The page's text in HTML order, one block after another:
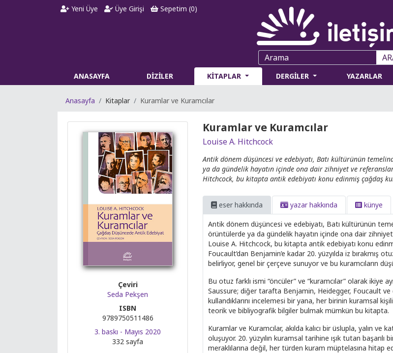
Yeni Üye Üye Girişi Sepetim (0)
ANASAYFA DİZİLER KİTAPLAR DERGİLER YAZARLAR
Anasayfa Kitaplar Kuramlar ve Kuramcılar
Çeviri
Seda Pekşen
ISBN
9789750511486
3. baskı - Mayıs 2020
332 sayfa
Kuramlar ve Kuramcılar
Louise A. Hitchcock
Antik dönem düşüncesi ve edebiyatı, Batı kültürünün
ya da gündelik hayatın içinde ona dair zihniyet ve
Hitchcock, bu kitapta antik edebiyatı konu edinmiş çağdaş
eser hakkında yazar hakkında künye
Antik dönem düşüncesi ve edebiyatı, Batı kültürünün
örüntülerde ya da gündelik hayatın içinde ona dair zihniyet
Louise A. Hitchcock, bu kitapta antik edebiyatı konu
Foucault’dan Benjamin’e kadar 20. yüzyılda iz bırakmış
belirliyor, genel bir çerçeve sunuyor ve bu kuramcıların
Bu otuz farklı ismi “öncüler” ve “kuramcılar” olarak ikiye
Saussure; diğer tarafta Benjamin, Heidegger, Foucault
kullandıklarını incelemesi bir yana, her birinin kuramsal
teorik ve bibliyografik bilgiler bulmak mümkün bu kitapta.
Kuramlar ve Kuramcılar, akılda kalıcı bir üslupla, yalın
oluşuyor. 20. yüzyılın kuramsal tarihine ışık tutan
meraklılarına değil, her türden kuram müptelasına hitap